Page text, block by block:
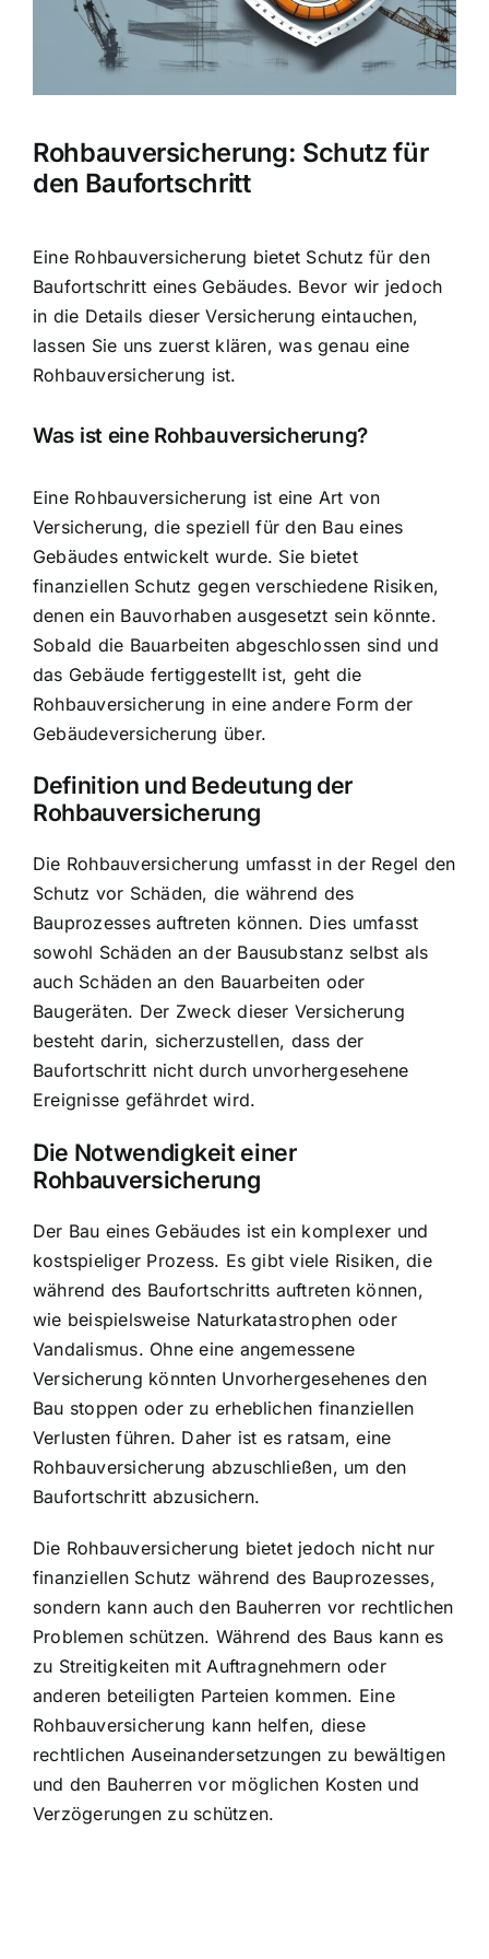
Hausratversicherung
Berufsunfähigkeitsversicherung
Weitere Tarifvergleiche
Rohbauversicherung: Schutz für
den Baufortschritt
Eine Rohbauversicherung bietet Schutz für den
Baufortschritt eines Gebäudes. Bevor wir jedoch
in die Details dieser Versicherung eintauchen,
lassen Sie uns zuerst klären, was genau eine
Rohbauversicherung ist.
Was ist eine Rohbauversicherung?
Eine Rohbauversicherung ist eine Art von
Versicherung, die speziell für den Bau eines
Gebäudes entwickelt wurde. Sie bietet
finanziellen Schutz gegen verschiedene Risiken,
denen ein Bauvorhaben ausgesetzt sein könnte.
Sobald die Bauarbeiten abgeschlossen sind und
das Gebäude fertiggestellt ist, geht die
Rohbauversicherung in eine andere Form der
Gebäudeversicherung über.
Definition und Bedeutung der
Rohbauversicherung
Die Rohbauversicherung umfasst in der Regel den
Schutz vor Schäden, die während des
Bauprozesses auftreten können. Dies umfasst
sowohl Schäden an der Bausubstanz selbst als
auch Schäden an den Bauarbeiten oder
Baugeräten. Der Zweck dieser Versicherung
besteht darin, sicherzustellen, dass der
Baufortschritt nicht durch unvorhergesehene
Ereignisse gefährdet wird.
Die Notwendigkeit einer
Rohbauversicherung
Der Bau eines Gebäudes ist ein komplexer und
kostspieliger Prozess. Es gibt viele Risiken, die
während des Baufortschritts auftreten können,
wie beispielsweise Naturkatastrophen oder
Vandalismus. Ohne eine angemessene
Versicherung könnten Unvorhergesehenes den
Bau stoppen oder zu erheblichen finanziellen
Verlusten führen. Daher ist es ratsam, eine
Rohbauversicherung abzuschließen, um den
Baufortschritt abzusichern.
Die Rohbauversicherung bietet jedoch nicht nur
finanziellen Schutz während des Bauprozesses,
sondern kann auch den Bauherren vor rechtlichen
Problemen schützen. Während des Baus kann es
zu Streitigkeiten mit Auftragnehmern oder
anderen beteiligten Parteien kommen. Eine
Rohbauversicherung kann helfen, diese
rechtlichen Auseinandersetzungen zu bewältigen
und den Bauherren vor möglichen Kosten und
Verzögerungen zu schützen.